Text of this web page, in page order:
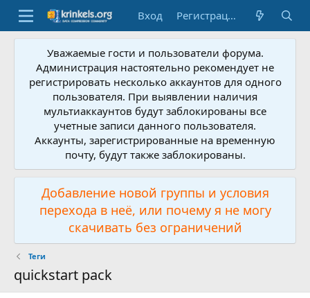
Вход Регистрация
Уважаемые гости и пользователи форума.
Администрация настоятельно рекомендует не
регистрировать несколько аккаунтов для одного
пользователя. При выявлении наличия
мультиаккаунтов будут заблокированы все
учетные записи данного пользователя.
Аккаунты, зарегистрированные на временную
почту, будут также заблокированы.
Добавление новой группы и условия
перехода в неё, или почему я не могу
скачивать без ограничений
Теги
quickstart pack